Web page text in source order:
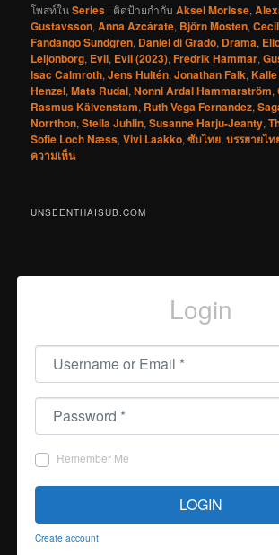
โพสท์ในSeries | ติดป้ายกำกับ Aksel Morisse,
Gustavsson,Anna Azcárate, Björn Mosten,
Fandango Sundgren, Daniel di Grado, Drama,
Leijonborg, Evil, Evil (2023),Fredrik Hammar,
Isac Calmroth,Jens Hultén,Jonathan Falk,
Henzel,Mats Rudal,Nonni Ardal Hammarström,
Rasmus Kälvenstam, Ruth Vega Fernandez,
Norrthon,Stella Juhlin,Susanne Harju-Jeanty,
Sofie Loch Næss,Vivi Laakko,ซับไทย,บรรยายไท
ความเห็น
UNSEENTHAISUB.COM
Login
Username or Email
Password
Remember Me
LOGIN
Create account